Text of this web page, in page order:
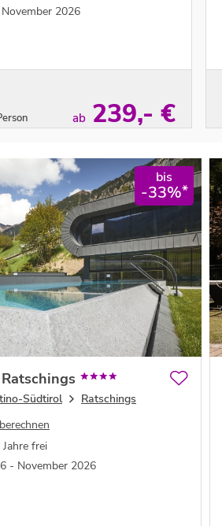
2026
ab 239,- €
Zum Angebot
bis
-33%*
Südtirol
Ratschings
frei
- November 2026